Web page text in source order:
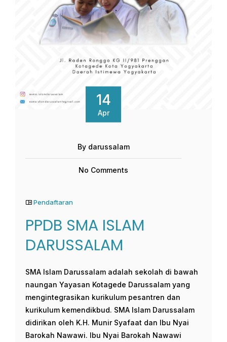
14
Apr
By darussalam
No Comments
Pendaftaran
PPDB SMA ISLAM
DARUSSALAM
SMA Islam Darussalam adalah sekolah di bawah
naungan Yayasan Kotagede Darussalam yang
mengintegrasikan kurikulum pesantren dan
kurikulum kemendikbud. SMA Islam Darussalam
didirikan oleh K.H. Munir Syafaat dan Ibu Nyai
Barokah Nawawi. Ibu Nyai Barokah Nawawi